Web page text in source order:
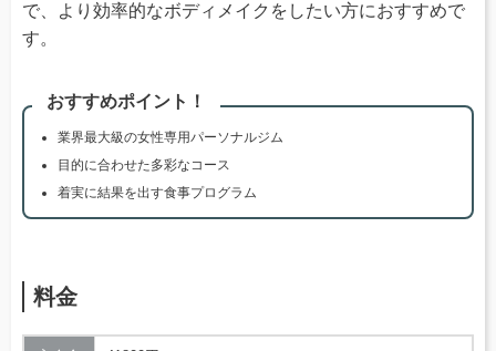
で、より効率的なボディメイクをしたい方におすすめで
す。
おすすめポイント！
業界最大級の女性専用パーソナルジム
目的に合わせた多彩なコース
着実に結果を出す食事プログラム
料金